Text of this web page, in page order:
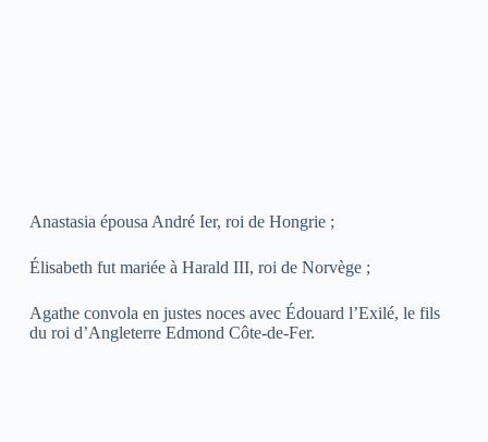
Anastasia épousa André Ier, roi de Hongrie ;
Élisabeth fut mariée à Harald III, roi de Norvège ;
Agathe convola en justes noces avec Édouard l’Exilé, le fils
du roi d’Angleterre Edmond Côte-de-Fer.